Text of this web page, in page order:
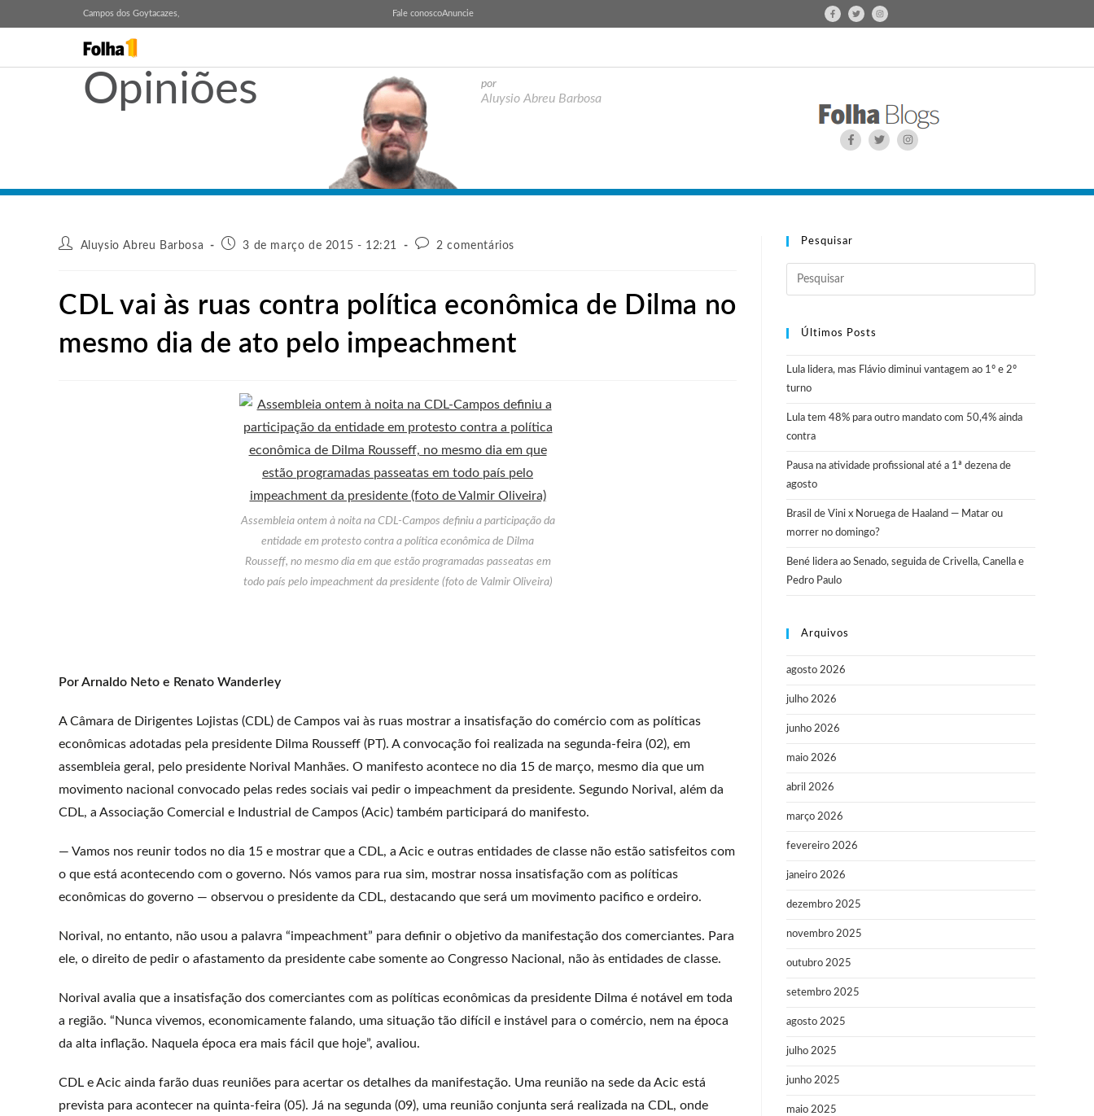
Campos dos Goytacazes, Fale conoscoAnuncie
Opiniões por
Aluysio Abreu Barbosa
Aluysio Abreu Barbosa 3 de março de 2015 - 12:21 2 comentários
CDL vai às ruas contra política econômica de Dilma no
mesmo dia de ato pelo impeachment
Assembleia ontem à noita na CDL-Campos definiu a participação da
entidade em protesto contra a política econômica de Dilma
Rousseff, no mesmo dia em que estão programadas passeatas em
todo país pelo impeachment da presidente (foto de Valmir Oliveira)
Por Arnaldo Neto e Renato Wanderley
A Câmara de Dirigentes Lojistas (CDL) de Campos vai às ruas mostrar a insatisfação do comércio com as políticas
econômicas adotadas pela presidente Dilma Rousseff (PT). A convocação foi realizada na segunda-feira (02), em
assembleia geral, pelo presidente Norival Manhães. O manifesto acontece no dia 15 de março, mesmo dia que um
movimento nacional convocado pelas redes sociais vai pedir o impeachment da presidente. Segundo Norival, além da
CDL, a Associação Comercial e Industrial de Campos (Acic) também participará do manifesto.
— Vamos nos reunir todos no dia 15 e mostrar que a CDL, a Acic e outras entidades de classe não estão satisfeitos com
o que está acontecendo com o governo. Nós vamos para rua sim, mostrar nossa insatisfação com as políticas
econômicas do governo — observou o presidente da CDL, destacando que será um movimento pacifico e ordeiro.
Norival, no entanto, não usou a palavra “impeachment” para definir o objetivo da manifestação dos comerciantes. Para
ele, o direito de pedir o afastamento da presidente cabe somente ao Congresso Nacional, não às entidades de classe.
Norival avalia que a insatisfação dos comerciantes com as políticas econômicas da presidente Dilma é notável em toda
a região. “Nunca vivemos, economicamente falando, uma situação tão difícil e instável para o comércio, nem na época
da alta inflação. Naquela época era mais fácil que hoje”, avaliou.
CDL e Acic ainda farão duas reuniões para acertar os detalhes da manifestação. Uma reunião na sede da Acic está
prevista para acontecer na quinta-feira (05). Já na segunda (09), uma reunião conjunta será realizada na CDL, onde
Pesquisar
Últimos Posts
Lula lidera, mas Flávio diminui vantagem ao 1º e 2º
turno
Lula tem 48% para outro mandato com 50,4% ainda
contra
Pausa na atividade profissional até a 1ª dezena de
agosto
Brasil de Vini x Noruega de Haaland — Matar ou
morrer no domingo?
Bené lidera ao Senado, seguida de Crivella, Canella e
Pedro Paulo
Arquivos
agosto 2026
julho 2026
junho 2026
maio 2026
abril 2026
março 2026
fevereiro 2026
janeiro 2026
dezembro 2025
novembro 2025
outubro 2025
setembro 2025
agosto 2025
julho 2025
junho 2025
maio 2025